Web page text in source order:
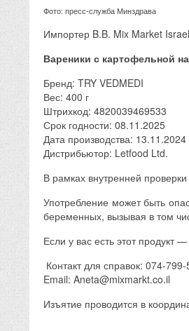
Фото: пресс-служба Минздрава
Импортер B.B. Mix Market
Бренд: TRY VEDMEDI
Вес: 400 г
Штрихкод: 4820039469533
Срок годности: 08.11.2025
Дата производства: 13.11.2024
Дистрибьютор: Letfood Ltd.
В рамках внутренней
Употребление может быть
беременных, вызывая в том
Если у вас есть этот продукт
Контакт для справок: 074-
Email: Aneta@mixmarkt.co.il
Изъятие проводится в